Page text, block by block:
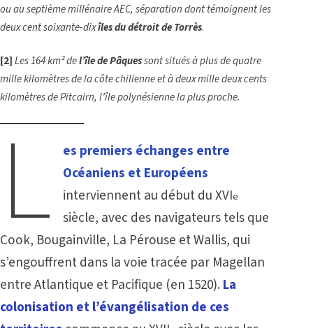
ou au septième millénaire AEC, séparation dont témoignent les
deux cent soixante-dixîles du détroit de Torrès.
[2]Les 164 km² del’île de Pâquessont situés à plus de quatre
mille kilomètres de la côte chilienne et à deux mille deux cents
kilomètres de Pitcairn, l’île polynésienne la plus proche.
L
es premiers échanges entre
Océaniens et Européens
interviennent au début du XVIe
siècle, avec des navigateurs tels que
Cook, Bougainville, La Pérouse et Wallis, qui
s’engouffrent dans la voie tracée par Magellan
entre Atlantique et Pacifique (en 1520). La
colonisation et l’évangélisation de ces